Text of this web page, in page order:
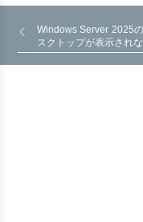
Windows Server 2025
スクトップが表示され
ライベートOSライブラリ
たところ、「The
設定できない
レートを作成すると、仮
同士のグローバルIPv4アド
ンポート（アップロード）
ないという警告が出る
シンをバックアップすると
「IP/MAC addresses have